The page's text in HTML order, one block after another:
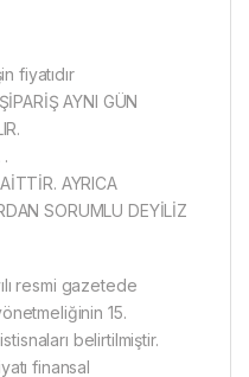
fiyatıdır
AYNI GÜN
AYRICA
SORUMLU DEYİLİZ
resmi gazetede
15.
belirtilmiştir.
finansal